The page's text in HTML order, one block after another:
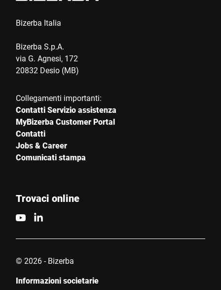
Line solutions."
Bizerba Italia
Bizerba S.p.A.
via G. Agnesi, 172
20832 Desio (MB)
Collegamenti importanti:
Contatti Servizio assistenza
MyBizerba Customer Portal
Contatti
Jobs & Career
Comunicati stampa
Trovaci online
© 2026 - Bizerba
Informazioni societarie